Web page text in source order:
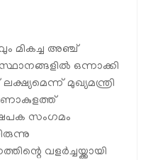
മികച്ച അഞ്ച്
ഒന്നാക്കി
മുഖ്യമന്ത്രി
സംഗമം
വളര്‍ച്ചയ്ക്കായി